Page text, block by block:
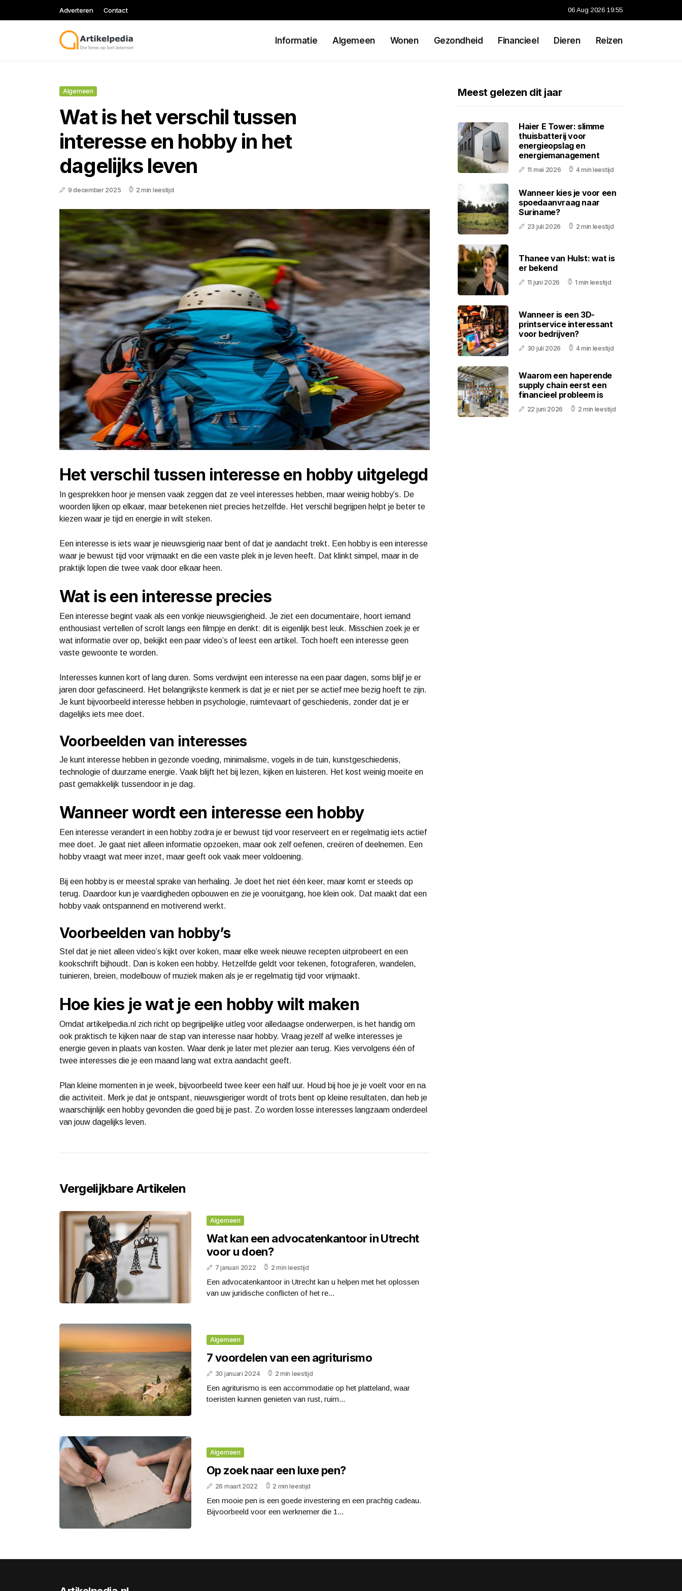
Adverteren Contact 06 Aug 2026 19:55
Informatie Algemeen Wonen Gezondheid Financieel Dieren Reizen
Algemeen
Wat is het verschil tussen
interesse en hobby in het
dagelijks leven
9 december 2025 2 min leestijd
Het verschil tussen interesse en hobby uitgelegd
In gesprekken hoor je mensen vaak zeggen dat ze veel interesses hebben, maar weinig hobby’s. De
woorden lijken op elkaar, maar betekenen niet precies hetzelfde. Het verschil begrijpen helpt je beter te
kiezen waar je tijd en energie in wilt steken.
Een interesse is iets waar je nieuwsgierig naar bent of dat je aandacht trekt. Een hobby is een interesse
waar je bewust tijd voor vrijmaakt en die een vaste plek in je leven heeft. Dat klinkt simpel, maar in de
praktijk lopen die twee vaak door elkaar heen.
Wat is een interesse precies
Een interesse begint vaak als een vonkje nieuwsgierigheid. Je ziet een documentaire, hoort iemand
enthousiast vertellen of scrolt langs een filmpje en denkt: dit is eigenlijk best leuk. Misschien zoek je er
wat informatie over op, bekijkt een paar video’s of leest een artikel. Toch hoeft een interesse geen
vaste gewoonte te worden.
Interesses kunnen kort of lang duren. Soms verdwijnt een interesse na een paar dagen, soms blijf je er
jaren door gefascineerd. Het belangrijkste kenmerk is dat je er niet per se actief mee bezig hoeft te zijn.
Je kunt bijvoorbeeld interesse hebben in psychologie, ruimtevaart of geschiedenis, zonder dat je er
dagelijks iets mee doet.
Voorbeelden van interesses
Je kunt interesse hebben in gezonde voeding, minimalisme, vogels in de tuin, kunstgeschiedenis,
technologie of duurzame energie. Vaak blijft het bij lezen, kijken en luisteren. Het kost weinig moeite en
past gemakkelijk tussendoor in je dag.
Wanneer wordt een interesse een hobby
Een interesse verandert in een hobby zodra je er bewust tijd voor reserveert en er regelmatig iets actief
mee doet. Je gaat niet alleen informatie opzoeken, maar ook zelf oefenen, creëren of deelnemen. Een
hobby vraagt wat meer inzet, maar geeft ook vaak meer voldoening.
Bij een hobby is er meestal sprake van herhaling. Je doet het niet één keer, maar komt er steeds op
terug. Daardoor kun je vaardigheden opbouwen en zie je vooruitgang, hoe klein ook. Dat maakt dat een
hobby vaak ontspannend en motiverend werkt.
Voorbeelden van hobby’s
Stel dat je niet alleen video’s kijkt over koken, maar elke week nieuwe recepten uitprobeert en een
kookschrift bijhoudt. Dan is koken een hobby. Hetzelfde geldt voor tekenen, fotograferen, wandelen,
tuinieren, breien, modelbouw of muziek maken als je er regelmatig tijd voor vrijmaakt.
Hoe kies je wat je een hobby wilt maken
Omdat artikelpedia.nl zich richt op begrijpelijke uitleg voor alledaagse onderwerpen, is het handig om
ook praktisch te kijken naar de stap van interesse naar hobby. Vraag jezelf af welke interesses je
energie geven in plaats van kosten. Waar denk je later met plezier aan terug. Kies vervolgens één of
twee interesses die je een maand lang wat extra aandacht geeft.
Plan kleine momenten in je week, bijvoorbeeld twee keer een half uur. Houd bij hoe je je voelt voor en na
die activiteit. Merk je dat je ontspant, nieuwsgieriger wordt of trots bent op kleine resultaten, dan heb je
waarschijnlijk een hobby gevonden die goed bij je past. Zo worden losse interesses langzaam onderdeel
van jouw dagelijks leven.
Vergelijkbare Artikelen
Algemeen
Wat kan een advocatenkantoor in Utrecht
voor u doen?
7 januari 2022 2 min leestijd
Een advocatenkantoor in Utrecht kan u helpen met het oplossen
van uw juridische conflicten of het re...
Algemeen
7 voordelen van een agriturismo
30 januari 2024 2 min leestijd
Een agriturismo is een accommodatie op het platteland, waar
toeristen kunnen genieten van rust, ruim...
Algemeen
Op zoek naar een luxe pen?
26 maart 2022 2 min leestijd
Een mooie pen is een goede investering en een prachtig cadeau.
Bijvoorbeeld voor een werknemer die 1...
Meest gelezen dit jaar
Haier E Tower: slimme
thuisbatterij voor
energieopslag en
energiemanagement
11 mei 2026 4 min leestijd
Wanneer kies je voor een
spoedaanvraag naar
Suriname?
23 juli 2026 2 min leestijd
Thanee van Hulst: wat is
er bekend
11 juni 2026 1 min leestijd
Wanneer is een 3D-
printservice interessant
voor bedrijven?
30 juli 2026 4 min leestijd
Waarom een haperende
supply chain eerst een
financieel probleem is
22 juni 2026 2 min leestijd